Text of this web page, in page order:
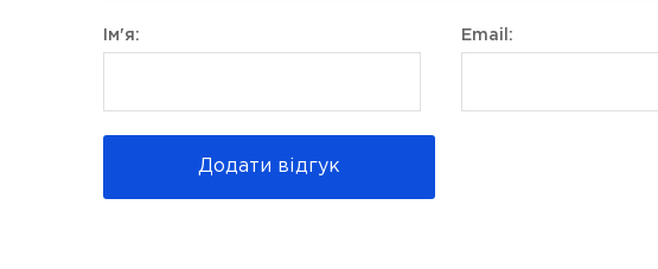
Ім'я: Email:
Додати відгук